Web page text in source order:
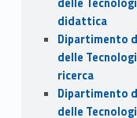
didattica
Dipartimento
delle
ricerca
Dipartimento
delle